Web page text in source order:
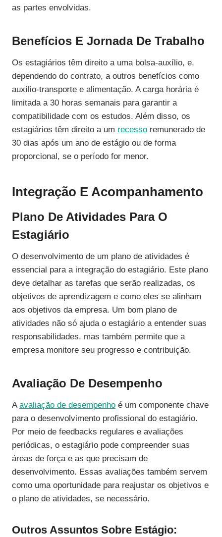
as partes envolvidas.
Benefícios E Jornada De Trabalho
Os estagiários têm direito a uma bolsa-auxílio, e,
dependendo do contrato, a outros benefícios como
auxílio-transporte e alimentação. A carga horária é
limitada a 30 horas semanais para garantir a
compatibilidade com os estudos. Além disso, os
estagiários têm direito a um recesso remunerado de
30 dias após um ano de estágio ou de forma
proporcional, se o período for menor.
Integração E Acompanhamento
Plano De Atividades Para O
Estagiário
O desenvolvimento de um plano de atividades é
essencial para a integração do estagiário. Este plano
deve detalhar as tarefas que serão realizadas, os
objetivos de aprendizagem e como eles se alinham
aos objetivos da empresa. Um bom plano de
atividades não só ajuda o estagiário a entender suas
responsabilidades, mas também permite que a
empresa monitore seu progresso e contribuição.
Avaliação De Desempenho
Aavaliação de desempenho é um componente chave
para o desenvolvimento profissional do estagiário.
Por meio de feedbacks regulares e avaliações
periódicas, o estagiário pode compreender suas
áreas de força e as que precisam de
desenvolvimento. Essas avaliações também servem
como uma oportunidade para reajustar os objetivos e
o plano de atividades, se necessário.
Outros Assuntos Sobre Estágio: